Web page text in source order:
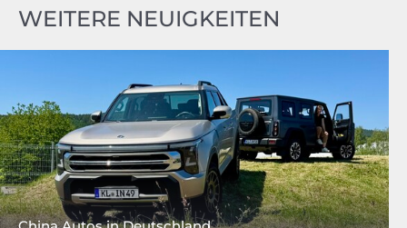
WEITERE NEUIGKEITEN